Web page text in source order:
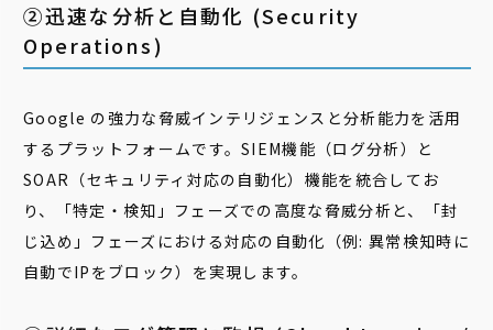
②迅速な分析と自動化 (Security
Operations)
Google の強力な脅威インテリジェンスと分析能力を活用
するプラットフォームです。SIEM機能（ログ分析）と
SOAR（セキュリティ対応の自動化）機能を統合してお
り、「特定・検知」フェーズでの高度な脅威分析と、「封
じ込め」フェーズにおける対応の自動化（例: 異常検知時に
自動でIPをブロック）を実現します。